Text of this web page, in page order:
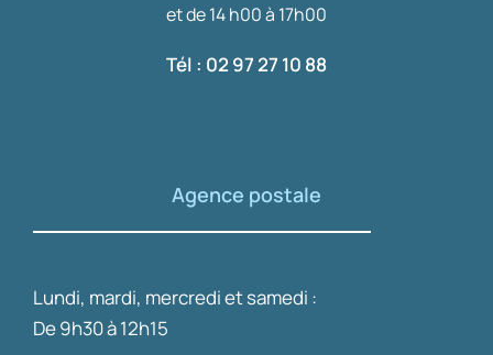
et de 14 h00 à 17h00
Tél : 02 97 27 10 88
Agence postale
Lundi, mardi, mercredi et samedi :
De 9h30 à 12h15